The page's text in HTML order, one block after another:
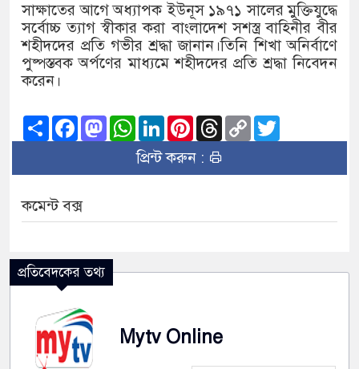
প্রেমের সম্পর্ক ছিন্ন না করায়
প্রধানমন্ত্রীর সঙ্গে নবনিযুক্ত
অবশেষে পদত্যাগ করলেন ভারতের
জামায়াত ফেরেশতাদের দল নয়,
সাক্ষাতের আগে অধ্যাপক ইউনূস ১৯৭১ সালের মুক্তিযুদ্ধে
সর্বোচ্চ ত্যাগ স্বীকার করা বাংলাদেশ সশস্ত্র বাহিনীর বীর
শহীদদের প্রতি গভীর শ্রদ্ধা জানান।তিনি শিখা অনির্বাণে
পুষ্পস্তবক অর্পণের মাধ্যমে শহীদদের প্রতি শ্রদ্ধা নিবেদন
করেন।
ShareFacebook
Mastodon
WhatsApp
LinkedInPinterest
Threads
Copy
Link
প্রিন্ট করুন :
কমেন্ট বক্স
প্রতিবেদকের তথ্য
Mytv Online